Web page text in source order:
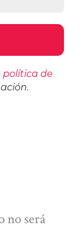
política de
no será